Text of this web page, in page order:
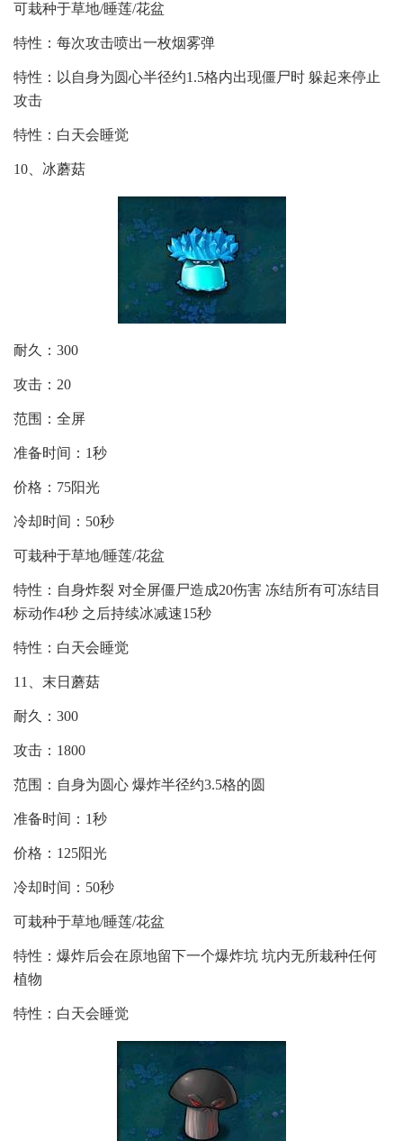
可栽种于草地/睡莲/花盆
特性：每次攻击喷出一枚烟雾弹
特性：以自身为圆心半径约1.5格内出现僵尸时 躲起来停止
攻击
特性：白天会睡觉
10、冰蘑菇
耐久：300
攻击：20
范围：全屏
准备时间：1秒
价格：75阳光
冷却时间：50秒
可栽种于草地/睡莲/花盆
特性：自身炸裂 对全屏僵尸造成20伤害 冻结所有可冻结目
标动作4秒 之后持续冰减速15秒
特性：白天会睡觉
11、末日蘑菇
耐久：300
攻击：1800
范围：自身为圆心 爆炸半径约3.5格的圆
准备时间：1秒
价格：125阳光
冷却时间：50秒
可栽种于草地/睡莲/花盆
特性：爆炸后会在原地留下一个爆炸坑 坑内无所栽种任何
植物
特性：白天会睡觉